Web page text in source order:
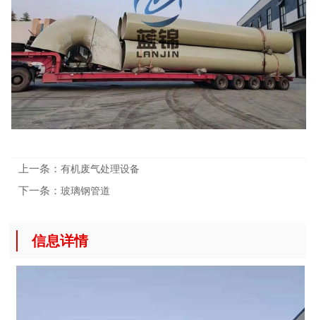
上一条：有机废气处理设备
下一条：玻璃钢管道
信息详情